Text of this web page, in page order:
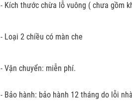
- Kích thước chừa lỗ vuông ( chưa gồm
- Loại 2 chiều có màn che
- Vận chuyển: miễn phí.
- Bảo hành: bảo hành 12 tháng do lỗi